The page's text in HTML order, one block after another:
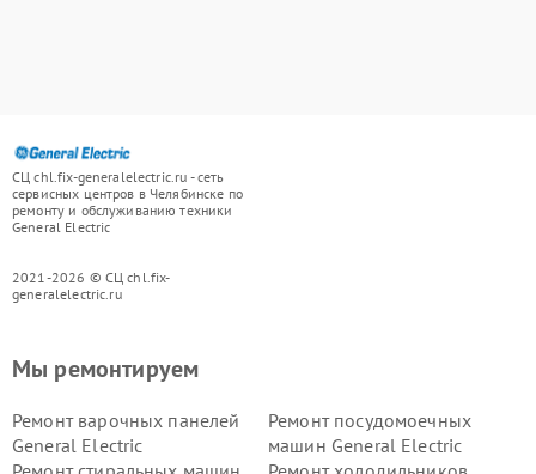
СЦ chl.fix-generalelectric.ru - сеть
сервисных центров в Челябинске по
ремонту и обслуживанию техники
General Electric
2021-2026 © СЦ chl.fix-
generalelectric.ru
Мы ремонтируем
Ремонт варочных панелей
General Electric
Ремонт посудомоечных
машин General Electric